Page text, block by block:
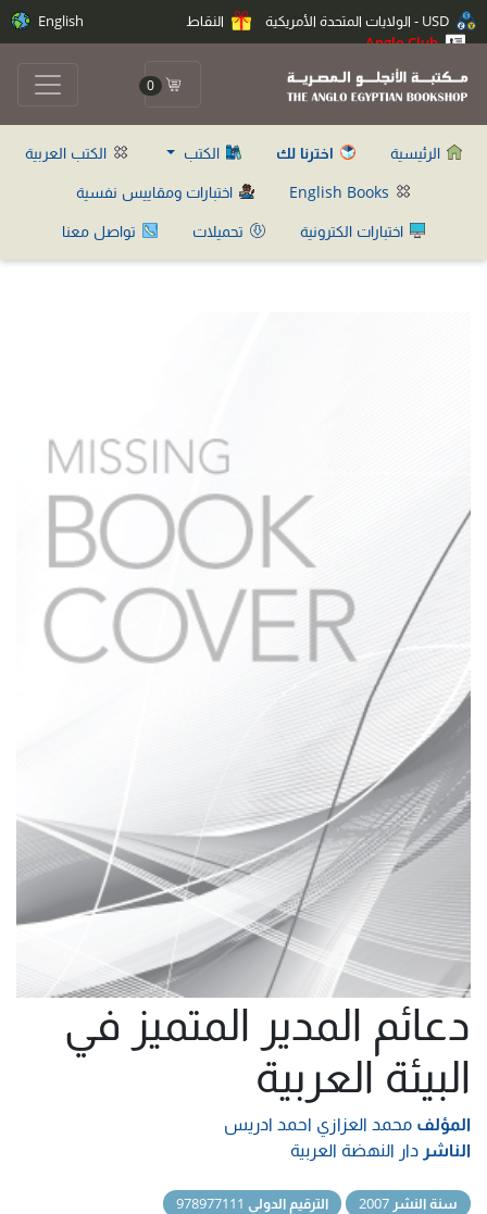
النقاط
Anglo Club
English
0
الرئيسية اخترنا لك الكتب
الكتب العربية
اختبارات ومقاييس نفسية
اختبارات الكترونية
تحميلات تواصل معنا
دعائم المدير المتميز في
البيئة العربية
المؤلف محمد العزازي احمد ادريس
الناشر دار النهضة العربية
سنة النشر الترقيم الدولي